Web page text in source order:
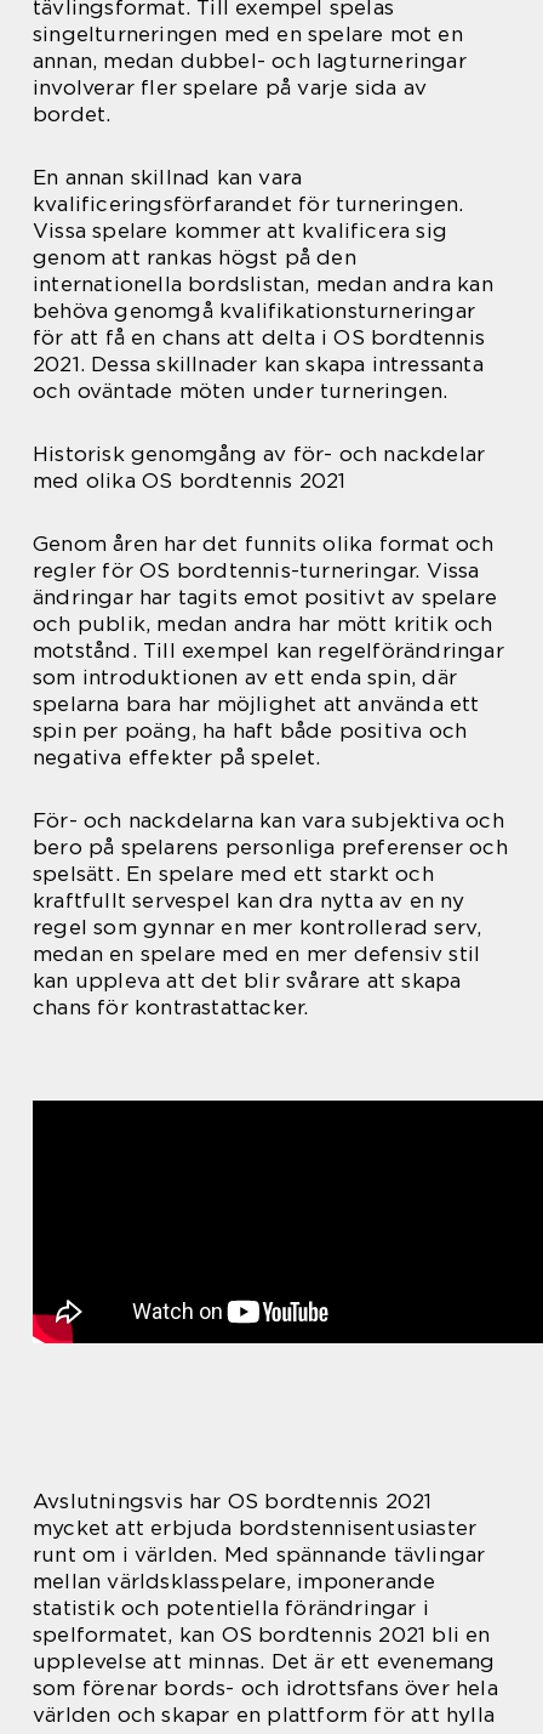
tävlingsformat. Till exempel spelas
singelturneringen med en spelare mot en
annan, medan dubbel- och lagturneringar
involverar fler spelare på varje sida av
bordet.
En annan skillnad kan vara
kvalificeringsförfarandet för turneringen.
Vissa spelare kommer att kvalificera sig
genom att rankas högst på den
internationella bordslistan, medan andra kan
behöva genomgå kvalifikationsturneringar
för att få en chans att delta i OS bordtennis
2021. Dessa skillnader kan skapa intressanta
och oväntade möten under turneringen.
Historisk genomgång av för- och nackdelar
med olika OS bordtennis 2021
Genom åren har det funnits olika format och
regler för OS bordtennis-turneringar. Vissa
ändringar har tagits emot positivt av spelare
och publik, medan andra har mött kritik och
motstånd. Till exempel kan regelförändringar
som introduktionen av ett enda spin, där
spelarna bara har möjlighet att använda ett
spin per poäng, ha haft både positiva och
negativa effekter på spelet.
För- och nackdelarna kan vara subjektiva och
bero på spelarens personliga preferenser och
spelsätt. En spelare med ett starkt och
kraftfullt servespel kan dra nytta av en ny
regel som gynnar en mer kontrollerad serv,
medan en spelare med en mer defensiv stil
kan uppleva att det blir svårare att skapa
chans för kontrastattacker.
Avslutningsvis har OS bordtennis 2021
mycket att erbjuda bordstennisentusiaster
runt om i världen. Med spännande tävlingar
mellan världsklasspelare, imponerande
statistik och potentiella förändringar i
spelformatet, kan OS bordtennis 2021 bli en
upplevelse att minnas. Det är ett evenemang
som förenar bords- och idrottsfans över hela
världen och skapar en plattform för att hylla